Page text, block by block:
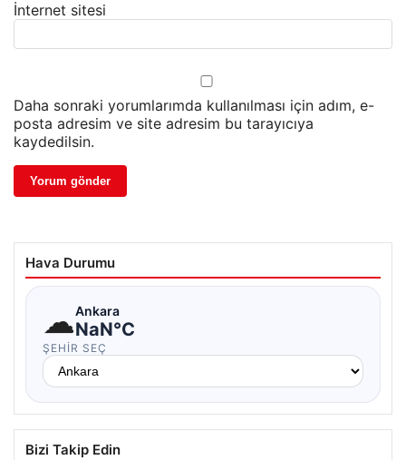
İnternet sitesi
Daha sonraki yorumlarımda kullanılması için adım, e-
posta adresim ve site adresim bu tarayıcıya
kaydedilsin.
Hava Durumu
☁Ankara
NaN°C
ŞEHIR SEÇ
Bizi Takip Edin